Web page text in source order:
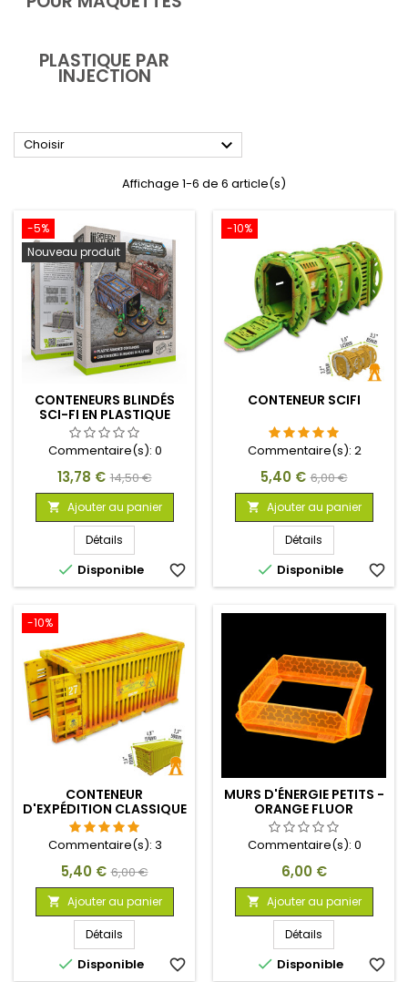
PLASTIQUE PAR
INJECTION
Choisir 
Affichage 1-6 de 6 article(s)
-5%
Nouveau produit
CONTENEURS BLINDÉS
SCI-FI EN PLASTIQUE
(PACK X2)
Commentaire(s): 0
Prix
13,78 € Prix
de
base
14,50 €
 Ajouter au panier
Détails
 Disponible favorite_border
-10%
CONTENEUR SCIFI
Commentaire(s): 2
Prix
5,40 € Prix
de
base
6,00 €
 Ajouter au panier
Détails
 Disponible favorite_border
-10%
CONTENEUR
D'EXPÉDITION CLASSIQUE
Commentaire(s): 3
Prix
5,40 € Prix
de
base
6,00 €
 Ajouter au panier
Détails
 Disponible favorite_border
MURS D'ÉNERGIE PETITS -
ORANGE FLUOR
Commentaire(s): 0
Prix
6,00 €
 Ajouter au panier
Détails
 Disponible favorite_border